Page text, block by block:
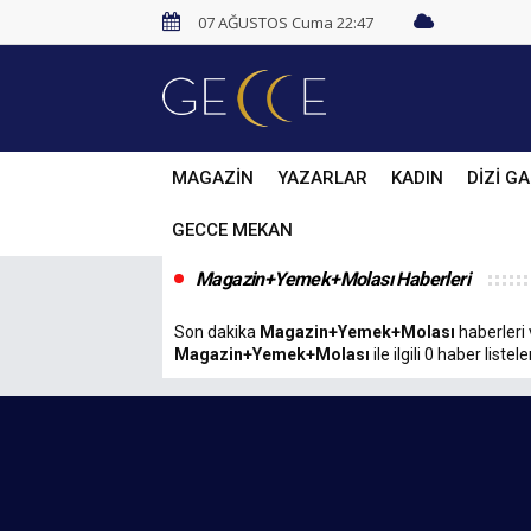
07 AĞUSTOS Cuma 22:47
MAGAZİN YAZARLAR KADIN DİZİ
GECCE MEKAN
Magazin+Yemek+Molası Haberleri
Son dakika Magazin+Yemek+Molası haberleri
Magazin+Yemek+Molası ile ilgili 0 haber